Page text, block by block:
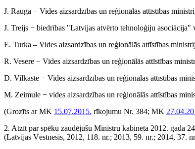
J. Rauga − Vides aizsardzības un reģionālās attīstības
J. Treijs − biedrības "Latvijas atvērto tehnoloģiju asociācija"
E. Turka – Vides aizsardzības un reģionālās attīstības
R. Vesere − Vides aizsardzības un reģionālās attīstības
D. Vilkaste − Vides aizsardzības un reģionālās attīstības
M. Zeimule − vides aizsardzības un reģionālās attīstības
(Grozīts ar MK 15.07.2015. rīkojumu Nr. 384; MK
2. Atzīt par spēku zaudējušu Ministru kabineta 2012. gada
(Latvijas Vēstnesis, 2012, 118. nr.; 2013, 59. nr.; 2014, 37.